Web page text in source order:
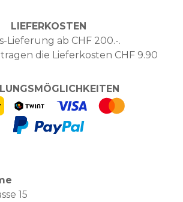
LIEFERKOSTEN
Lieferung ab CHF 200.-.
die Lieferkosten CHF 9.90
15